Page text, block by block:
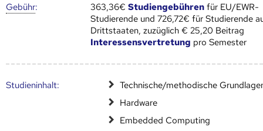
Gebühr: 363,36€Studiengebühren für EU/EWR-
Studierende und 726,72€ für Studierende
Drittstaaten, zuzüglich € 25,20 Beitrag
Interessensvertretung pro Semester
Studien­inhalt:
Technische/methodische
Hardware
Embedded Computing